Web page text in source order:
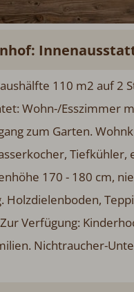
110 m2 auf 2
Wohn-/Esszimmer
zum Garten.
170 - 180 cm,
Holzdielenboden,
Verfügung:
Nichtraucher-